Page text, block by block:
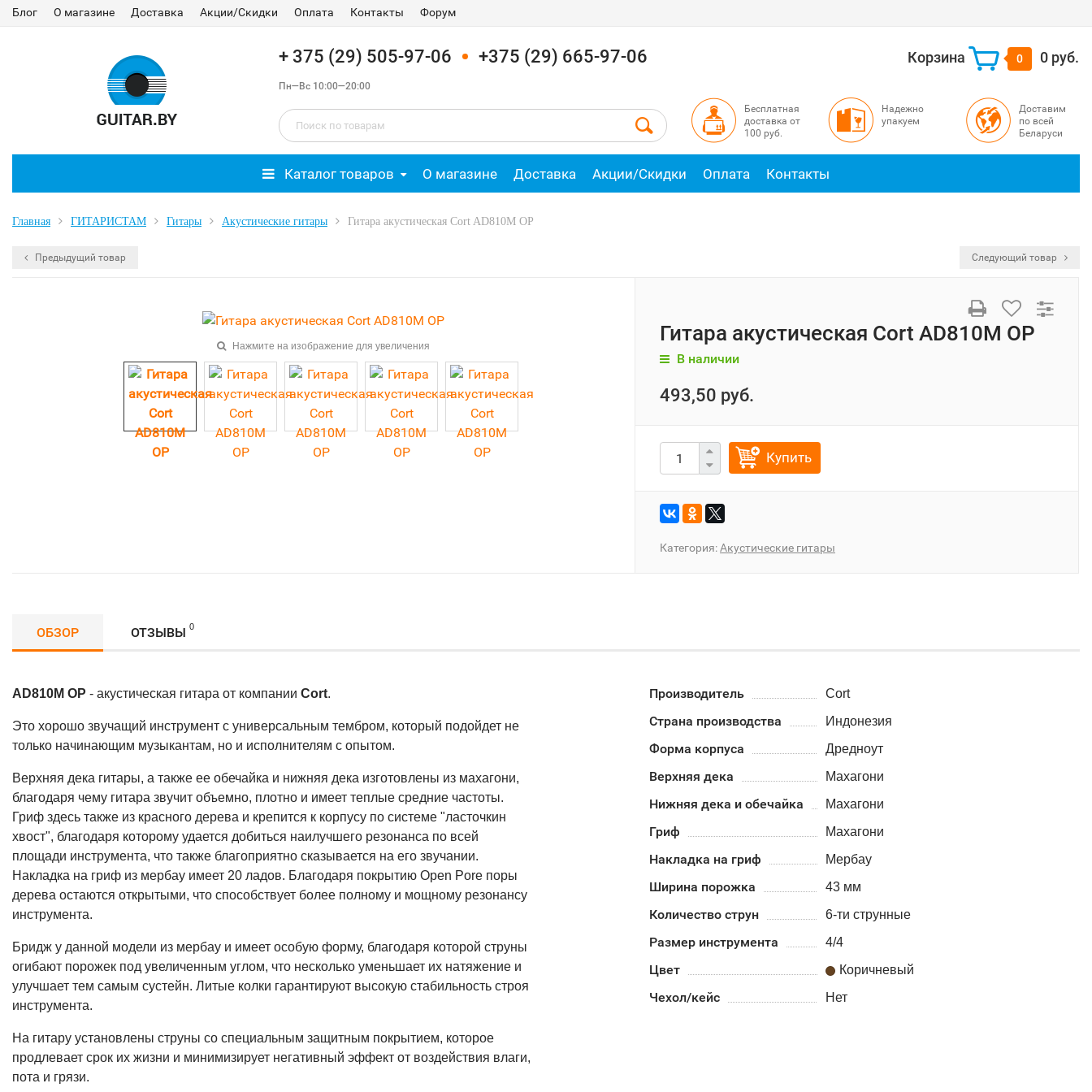
Блог О магазине Доставка Акции/Скидки Оплата Контакты Форум
+ 375 (29) 505-97-06 +375 (29) 665-97-06
Пн—Вс 10:00—20:00
Корзина 0 0 руб.
Бесплатная
доставка от
100 руб.
Надежно
упакуем
Доставим
по всей
Беларуси
Каталог товаров О магазине Доставка Акции/Скидки Оплата Контакты
Главная ГИТАРИСТАМ Гитары Акустические гитары Гитара акустическая Cort AD810M OP
Предыдущий товар Следующий товар
Нажмите на изображение для увеличения
Гитара акустическая Cort AD810M OP
В наличии
493,50 руб.
Купить
Категория:Акустические гитары
ОБЗОР ОТЗЫВЫ 0
AD810M OP - акустическая гитара от компании Cort.
Это хорошо звучащий инструмент с универсальным тембром, который подойдет не
только начинающим музыкантам, но и исполнителям с опытом.
Верхняя дека гитары, а также ее обечайка и нижняя дека изготовлены из махагони,
благодаря чему гитара звучит объемно, плотно и имеет теплые средние частоты.
Гриф здесь также из красного дерева и крепится к корпусу по системе "ласточкин
хвост", благодаря которому удается добиться наилучшего резонанса по всей
площади инструмента, что также благоприятно сказывается на его звучании.
Накладка на гриф из мербау имеет 20 ладов. Благодаря покрытию Open Pore поры
дерева остаются открытыми, что способствует более полному и мощному резонансу
инструмента.
Бридж у данной модели из мербау и имеет особую форму, благодаря которой струны
огибают порожек под увеличенным углом, что несколько уменьшает их натяжение и
улучшает тем самым сустейн. Литые колки гарантируют высокую стабильность строя
инструмента.
На гитару установлены струны со специальным защитным покрытием, которое
продлевает срок их жизни и минимизирует негативный эффект от воздействия влаги,
пота и грязи.
Производитель Cort
Страна производства Индонезия
Форма корпуса Дредноут
Верхняя дека Махагони
Нижняя дека и обечайка Махагони
Гриф Махагони
Накладка на гриф Мербау
Ширина порожка 43 мм
Количество струн 6-ти струнные
Размер инструмента 4/4
Цвет Коричневый
Чехол/кейс Нет